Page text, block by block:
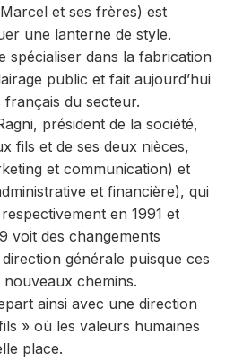
et ses frères) est
une lanterne de style.
spécialiser dans la fabrication
public et fait aujourd’hui
français du secteur.
président de la société,
fils et de ses deux nièces,
et communication) et
et financière), qui
en 1991 et
voit des changements
générale puisque ces
chemins.
ainsi avec une direction
» où les valeurs humaines
place.